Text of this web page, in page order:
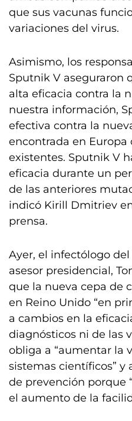
que sus vacunas
variaciones del virus.
Asimismo, los
Sputnik V aseguraron
alta eficacia contra la
nuestra información,
efectiva contra la
encontrada en Europa
existentes. Sputnik V
eficacia durante un
de las anteriores
indicó Kirill Dmitriev
prensa.
Ayer, el infectólogo
asesor presidencial,
que la nueva cepa de
en Reino Unido “en
a cambios en la
diagnósticos ni de las
obliga a “aumentar la
sistemas científicos” y
de prevención porque
el aumento de la